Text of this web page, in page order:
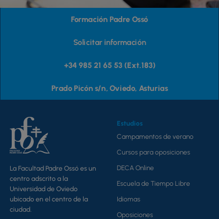
de
producto
Formación Padre Ossó
Solicitar información
+34 985 21 65 53 (Ext.183)
Prado Picón s/n, Oviedo, Asturias
La Facultad Padre Ossó es un
centro adscrito a la
Universidad de Oviedo
ubicado en el centro de la
ciudad.
Estudios
Campamentos de verano
Cursos para oposiciones
DECA Online
Escuela de Tiempo Libre
Idiomas
Oposiciones